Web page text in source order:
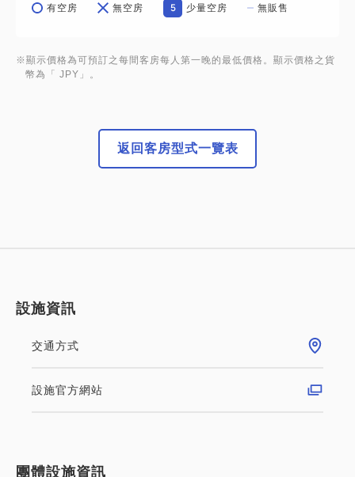
有空房 無空房 5 少量空房 無販售
※顯示價格為可預訂之每間客房每人第一晚的最低價格。顯示價格之貨
幣為「 JPY」。
返回客房型式一覽表
設施資訊
交通方式
設施官方網站
團體設施資訊